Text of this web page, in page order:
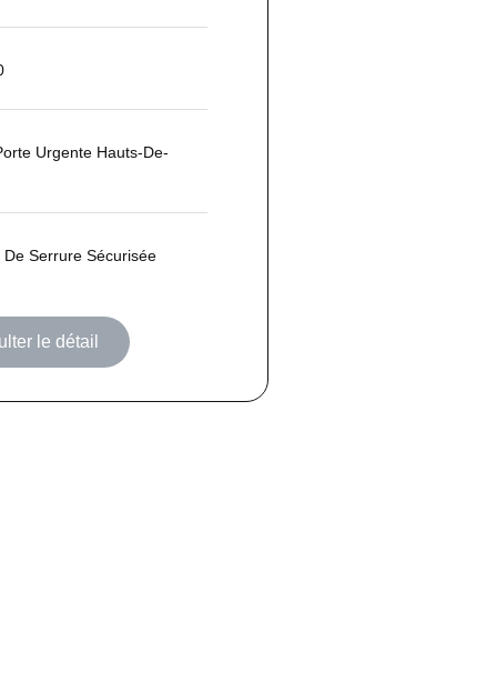
Urgente Hauts-De-
Serrure Sécurisée
le détail